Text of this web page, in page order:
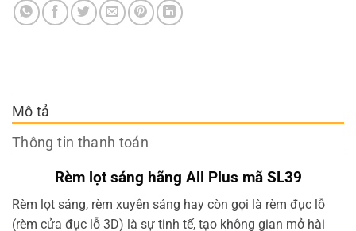
Mô tả
Thông tin thanh toán
Rèm lọt sáng hãng All Plus mã SL39
Rèm lọt sáng, rèm xuyên sáng hay còn gọi là rèm đục lỗ
(rèm cửa đục lỗ 3D) là sự tinh tế, tạo không gian mở hài